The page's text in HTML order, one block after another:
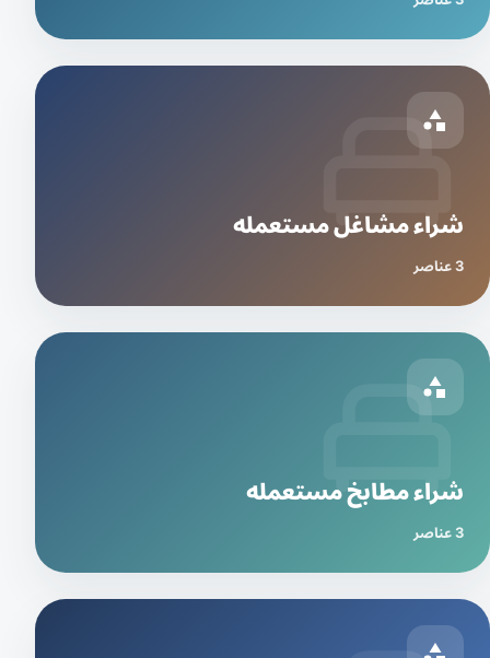
شراء مشاغل مستعمله
3 عناصر
شراء مطابخ مستعمله
3 عناصر